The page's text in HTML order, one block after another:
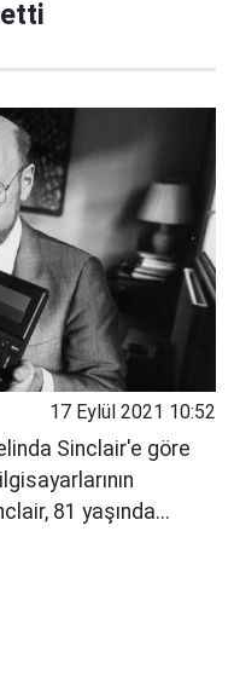
17 Eylül 2021 10:52
Sinclair'e göre
81 yaşında...